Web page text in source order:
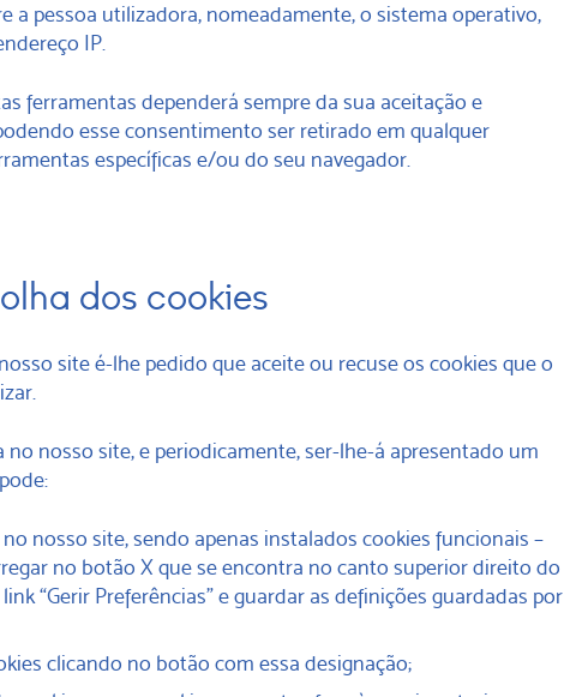
a pessoa utilizadora, nomeadamente, o sistema operativo,
IP.
ferramentas dependerá sempre da sua aceitação e
esse consentimento ser retirado em qualquer
específicas e/ou do seu navegador.
dos cookies
site é-lhe pedido que aceite ou recuse os cookies que o
no nosso site, e periodicamente, ser-lhe-á apresentado um
nosso site, sendo apenas instalados cookies funcionais –
no botão X que se encontra no canto superior direito do
“Gerir Preferências” e guardar as definições guardadas por
clicando no botão com essa designação;